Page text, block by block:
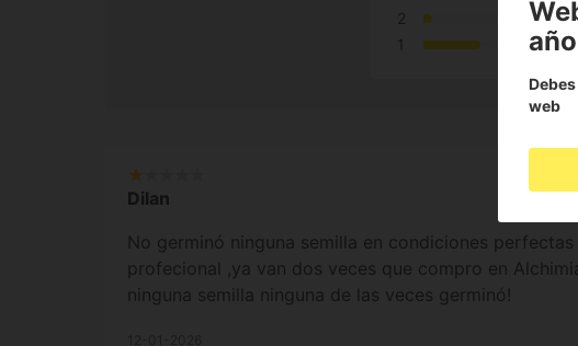
2
1
Dilan
No germinó ninguna semilla en condiciones
profecional ,ya van dos veces que compro en
ninguna semilla ninguna de las veces germinó!
web